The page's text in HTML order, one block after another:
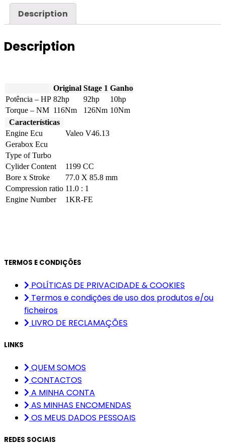
82hpDescription
Description
Original Stage 1 Ganho
Potência – HP 82hp 92hp
10hp
Torque – NM 116Nm 126Nm 10Nm
Características
Engine Ecu
Valeo V46.13
Gerabox Ecu
Type of Turbo
Cylider Content
1199 CC
Bore x Stroke
77.0 X 85.8 mm
Compression ratio 11.0 : 1
Engine Number
1KR-FE
TERMOS E CONDIÇÕES
POLÍTICAS DE PRIVACIDADE & COOKIES
Termos e condições de uso dos produtos e/ou
ficheiros
LIVRO DE RECLAMAÇÕES
LINKS
QUEM SOMOS
CONTACTOS
A MINHA CONTA
AS MINHAS ENCOMENDAS
OS MEUS DADOS PESSOAIS
REDES SOCIAIS